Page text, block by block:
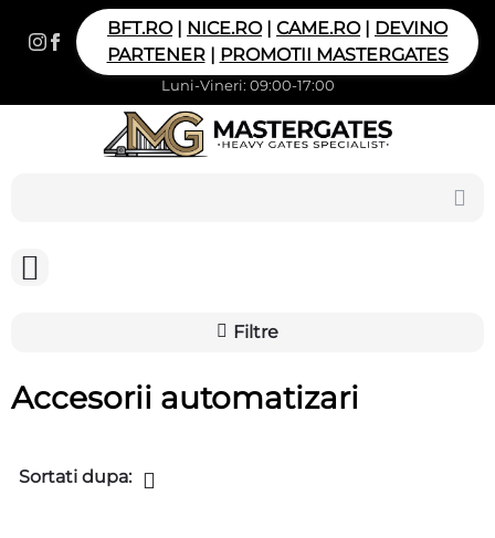
BFT.RO| NICE.RO| CAME.RO| DEVINO
PARTENER| PROMOTII MASTERGATES
Luni-Vineri: 09:00-17:00
Filtre
Accesorii automatizari
Sortati dupa: